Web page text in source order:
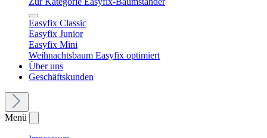
Easyfix Classic
Easyfix Junior
Easyfix Mini
Weihnachtsbaum Easyfix optimiert
Über uns
Geschäftskunden
Menü